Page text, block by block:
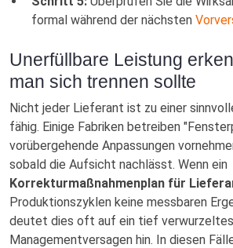
formal während der nächsten
Unerfüllbare Leistung
man sich trennen sollte
Nicht jeder Lieferant ist zu einer
fähig. Einige Fabriken betreiben
vorübergehende Anpassungen
sobald die Aufsicht nachlässt. Wenn ein
Korrekturmaßnahmenplan für
Produktionszyklen keine messbaren
deutet dies oft auf ein tief verwurzeltes
Managementversagen hin. In diesen